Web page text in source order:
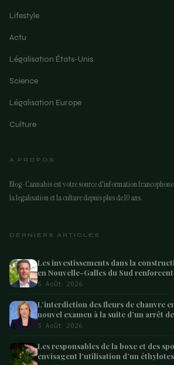
Lifestyle
Actu
Légalisation États-Unis
Science
Légalisation Europe
Culture
A PROPOS
Blog-Cannabis est votre source d'information francophone
la legalisation et la culture depuis plus de 10 ans.
DERNIERS ARTICLES
Les investissements dans la
en Nouvelle-Galles du Sud
en tant que leader australien
5 Août 2026
L’interdiction des fleurs de chanvre
nouvel examen à la suite d’un arrêt
concernant les saisies
5 Août 2026
Les responsables de la boxe et des
envisagent l’utilisation d’un